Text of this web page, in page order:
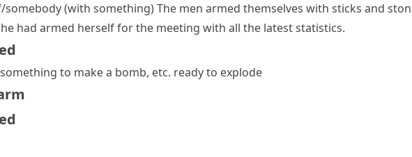
somebody (with something)The men armed themselves with sticks and
had armed herself for the meeting with all the latest statistics.
to make a bomb, etc. ready to explode